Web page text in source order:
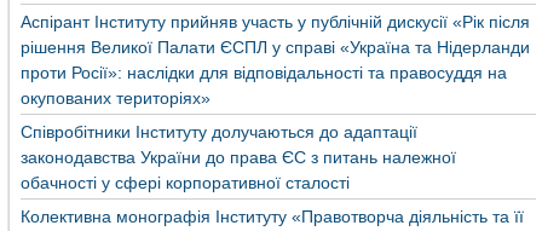
Аспірант Інституту прийняв участь у публічній дискусії «Рік після
рішення Великої Палати ЄСПЛ у справі «Україна та Нідерланди
проти Росії»: наслідки для відповідальності та правосуддя на
окупованих територіях»
Співробітники Інституту долучаються до адаптації
законодавства України до права ЄС з питань належної
обачності у сфері корпоративної сталості
Колективна монографія Інституту «Правотворча діяльність та її